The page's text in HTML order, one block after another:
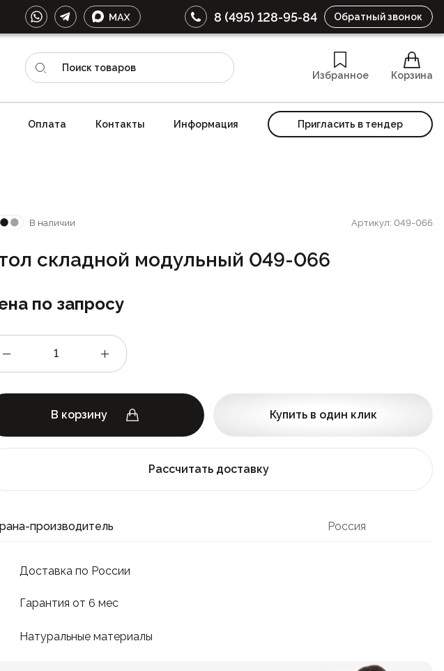
8 (495) 128-95-84 Обратный звонок
Избранное Корзина
Оплата Контакты Информация Пригласить в тендер
В наличии Артикул: 049-066
складной модульный 049-066
по запросу
В корзину Купить в один клик
Рассчитать доставку
производитель Россия
Доставка по России
Гарантия от 6 мес
Натуральные материалы